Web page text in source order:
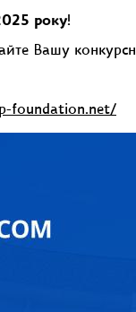
року!
Вашу
foundation.net/